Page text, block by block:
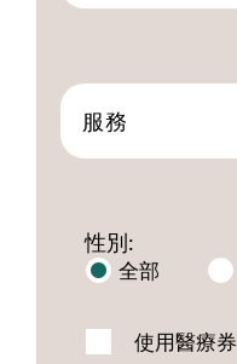
服務
性別:
全部
使用醫療券